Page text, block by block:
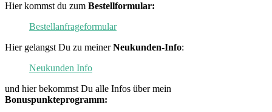
Hier kommst du zum Bestellformular:
Bestellanfrageformular
Hier gelangst Du zu meinerNeukunden-Info:
Neukunden Info
und hier bekommst Du alle Infos über mein
Bonuspunkteprogramm: